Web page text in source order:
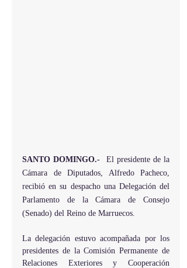
SANTO DOMINGO.-
  El presidente de la
Cámara de Diputados, Alfredo Pacheco,
recibió en su despacho una Delegación del
Parlamento de la Cámara de Consejo
(Senado) del Reino de Marruecos.
La delegación estuvo acompañada por los
presidentes de la Comisión Permanente de
Relaciones Exteriores y Cooperación